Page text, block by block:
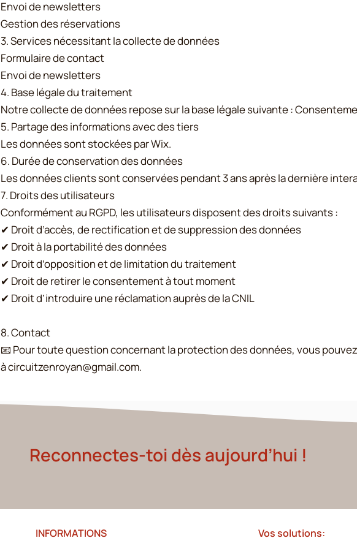
Envoi de newsletters
Gestion des réservations
3. Services nécessitant la collecte de données
Formulaire de contact
Envoi de newsletters
4. Base légale du traitement
Notre collecte de données repose sur la base légale suivante :
5. Partage des informations avec des tiers
Les données sont stockées par Wix.
6. Durée de conservation des données
Les données clients sont conservées pendant 3 ans après la dernière
7. Droits des utilisateurs
Conformément au RGPD, les utilisateurs disposent des droits suivants :
✔ Droit d’accès, de rectification et de suppression des données
✔ Droit à la portabilité des données
✔ Droit d’opposition et de limitation du traitement
✔ Droit de retirer le consentement à tout moment
✔ Droit d’introduire une réclamation auprès de la CNIL
8. Contact
📧 Pour toute question concernant la protection des données, vous
à circuitzenroyan@gmail.com.
Reconnectes-toi dès aujourd’hui !
INFORMATIONS Vos solutions: